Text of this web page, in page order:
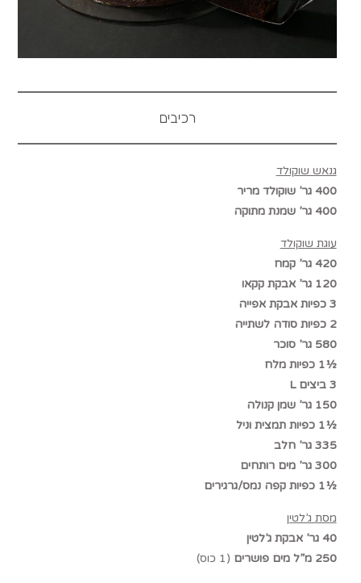
רכיבים
גנאש שוקולד
400 גר’ שוקולד מריר
400 גר’ שמנת מתוקה
עוגת שוקולד
420 גר’ קמח
120 גר’ אבקת קקאו
3 כפיות אבקת אפייה
2 כפיות סודה לשתייה
580 גר’ סוכר
½1 כפיות מלח
3 ביצים L
150 גר’ שמן קנולה
½1 כפיות תמצית וניל
335 גר’ חלב
300 גר’ מים רותחים
½1 כפיות קפה נמס/גרגירים
מסת ג’לטין
40 גר’ אבקת ג’לטין
250 מ”ל מים פושרים
(1 כוס)